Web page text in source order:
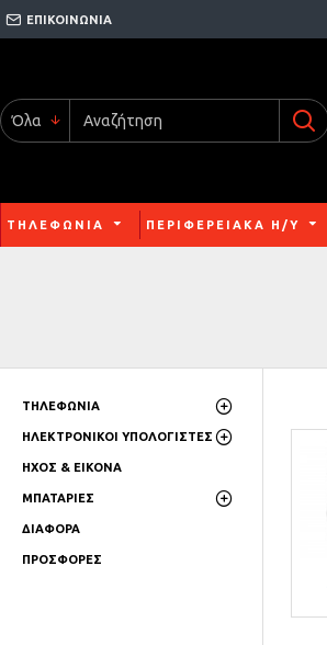
ΕΠΙΚΟΙΝΩΝΙΑ
Όλα
ΤΗΛΕΦΩΝΙΑ ΠΕΡΙΦΕΡΕΙΑΚΑ Η/Υ
ΤΗΛΕΦΩΝΙΑ
ΗΛΕΚΤΡΟΝΙΚΟΙ ΥΠΟΛΟΓΙΣΤΕΣ
ΗΧΟΣ & ΕΙΚΟΝΑ
ΜΠΑΤΑΡΙΕΣ
ΔΙΑΦΟΡΑ
ΠΡΟΣΦΟΡΕΣ